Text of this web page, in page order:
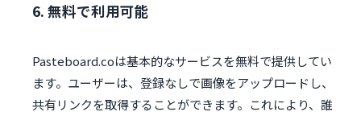
6. 無料で利用可能
Pasteboard.coは基本的なサービスを無料で提供してい
ます。ユーザーは、登録なしで画像をアップロードし、
共有リンクを取得することができます。これにより、誰